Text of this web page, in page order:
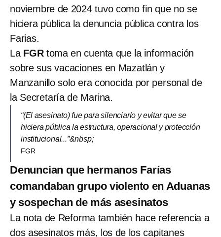
noviembre de 2024 tuvo como fin que no se
hiciera pública la denuncia pública contra los
Farias.
La FGRtoma en cuenta que la información
sobre sus vacaciones en Mazatlán y
Manzanillo solo era conocida por personal de
la Secretaría de Marina.
“(El asesinato) fue para silenciarlo y evitar que se
hiciera pública la estructura, operacional y protección
institucional...”&nbsp;
FGR
Denuncian que hermanos Farías
comandaban grupo violento en Aduanas
y sospechan de más asesinatos
La nota de Reforma también hace referencia a
dos asesinatos más, los de los capitanes